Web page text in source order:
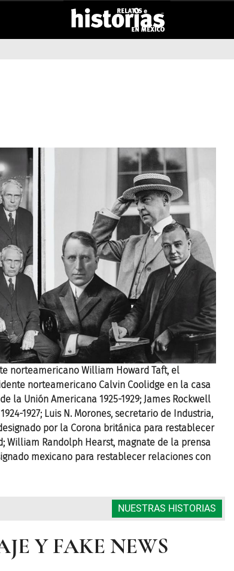
norteamericano William Howard Taft, el
norteamericano Calvin Coolidge en la casa
la Unión Americana 1925-1929; James Rockwell
1927; Luis N. Morones, secretario de Industria,
por la Corona británica para restablecer
William Randolph Hearst, magnate de la prensa
mexicano para restablecer relaciones con
NUESTRAS HISTORIAS
Y FAKE NEWS